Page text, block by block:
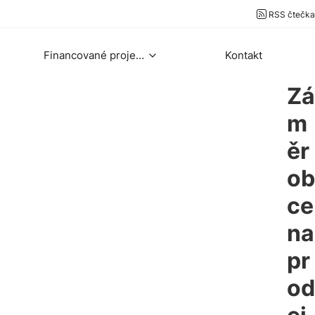
RSS čtečka
Financované projekty Kontakt
Zá
m
ěr
ob
ce
na
pr
od